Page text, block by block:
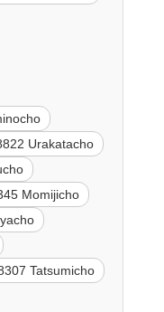
Urakatacho
Momijicho
Tatsumicho